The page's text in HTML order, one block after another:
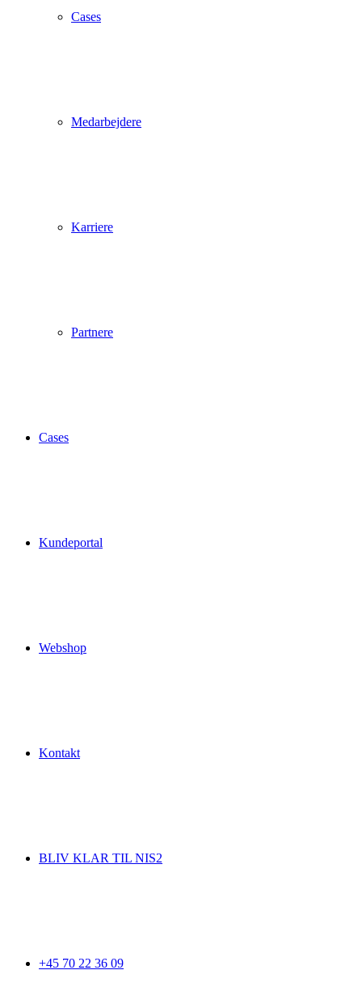
Cases
Medarbejdere
Karriere
Partnere
Cases
Kundeportal
Webshop
Kontakt
BLIV KLAR TIL NIS2
+45 70 22 36 09